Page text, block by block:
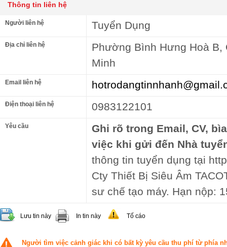
Thông tin liên hệ
Người liên hệ Tuyển Dụng
Địa chỉ liên hệ
Phường Bình Hưng Hoà B,
Minh
Email liên hệ
Điện thoại liên hệ 0983122101
Yêu cầu
Ghi rõ trong Email, CV,
việc khi gửi đến Nhà
thông tin tuyển dụng tại
Cty Thiết Bị Siêu Âm
sư chế tạo máy. Hạn nộp:
Lưu tin này In tin này Tố cáo
Người tìm việc cảnh giác khi có bất kỳ yêu cầu thu phí từ phía